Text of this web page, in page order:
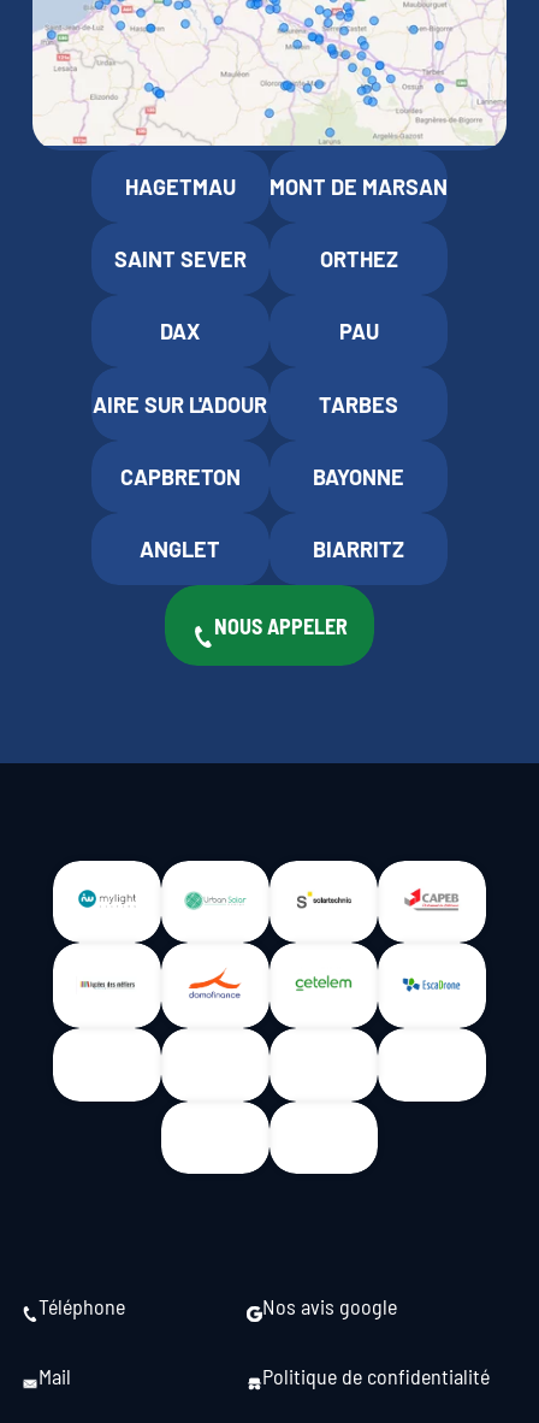
HAGETMAU MONT DE MARSAN
SAINT SEVER ORTHEZ
DAX PAU
AIRE SUR L'ADOUR TARBES
CAPBRETON BAYONNE
ANGLET BIARRITZ
NOUS APPELER
Téléphone
Mail
Nos avis google
Politique de confidentialité